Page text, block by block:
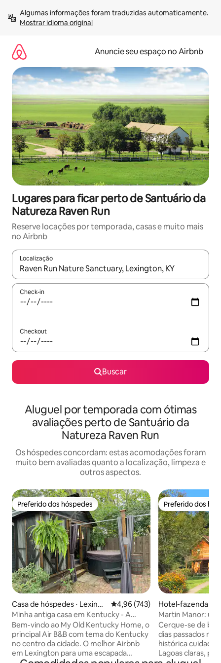
para
Mostrar idioma original
Anuncie seu espaço no Airbnb
Lugares para ficar perto de Santuário da
Natureza Raven Run
Reserve locações por temporada, casas e muito mais
no Airbnb
Localização
Quando os resultados estiverem disponíveis, explore-os
Check-in
Checkout
Buscar
Aluguel por temporada com ótimas
avaliações perto de Santuário da
Natureza Raven Run
Os hóspedes concordam: estas acomodações foram
muito bem avaliadas quanto a localização, limpeza e
outros aspectos.
Preferido dos hóspedes
Preferido dos hóspedes
Casa de hóspedes ⋅ Lexingt
on
4,96 de uma avaliação média de
4,96 (743)
Minha antiga casa em Kentucky - A
melhor estadia no centro de LEX!
Bem-vindo ao My Old Kentucky Home, o
principal Air B&B com tema do Kentucky
no centro da cidade. O melhor Airbnb
em Lexington para uma escapada
Preferido dos
Preferido dos
Hotel-fazenda ⋅
Martin Manor:
cabana de
Cerque-se de
dias passados
histórica
Lagoas claras,